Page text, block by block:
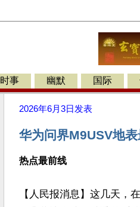
时事 幽默 国际
2026年6月3日 发表
华为问界M9USV地
热点最前线
【人民报消息】这几天，